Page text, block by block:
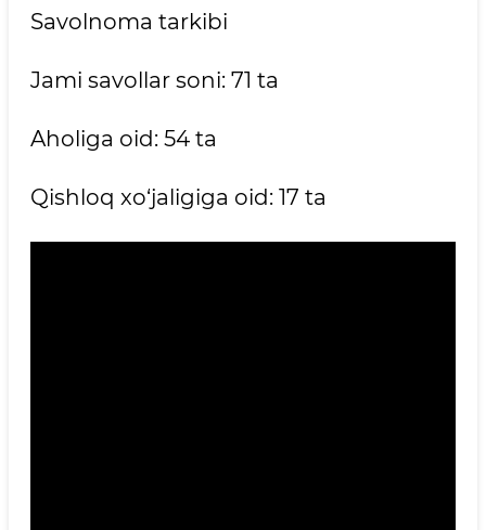
Savolnoma tarkibi
Jami savollar soni: 71 ta
Aholiga oid: 54 ta
Qishloq xo‘jaligiga oid: 17 ta